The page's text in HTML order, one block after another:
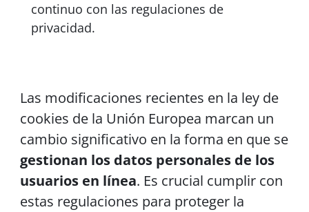
continuo con las regulaciones de
privacidad.
Las modificaciones recientes en la ley de
cookies de la Unión Europea marcan un
cambio significativo en la forma en que se
gestionan los datos personales de los
usuarios en línea. Es crucial cumplir con
estas regulaciones para proteger la